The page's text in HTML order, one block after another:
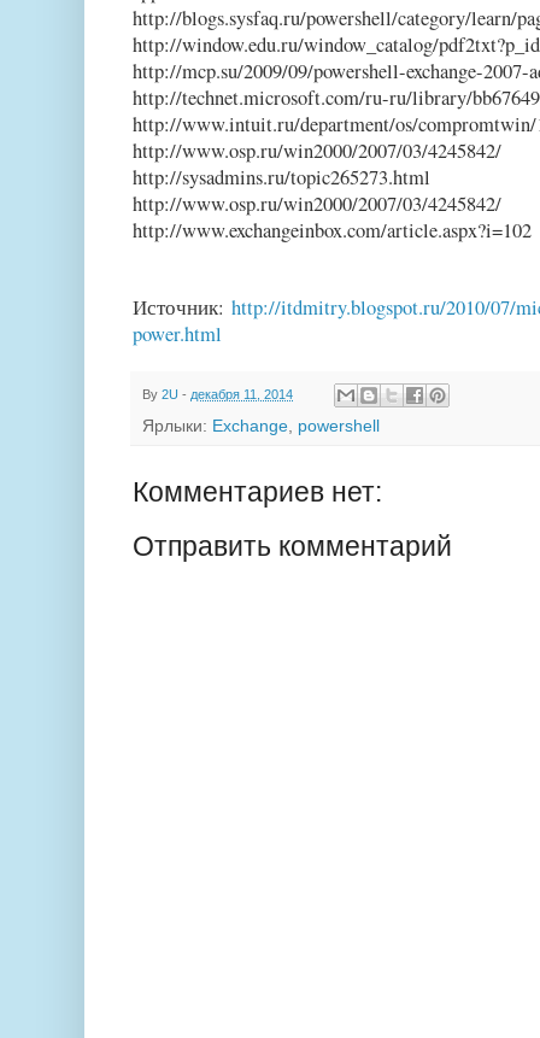
http://blogs.sysfaq.ru/powershell/category/learn/
http://window.edu.ru/window_catalog/
http://mcp.su/2009/09/powershell-exchange-2007-
http://technet.microsoft.com/ru-ru/library/
http://www.intuit.ru/department/os/
http://www.osp.ru/win2000/2007/03/4245842/
http://sysadmins.ru/topic265273.html
http://www.osp.ru/win2000/2007/03/4245842/
http://www.exchangeinbox.com/article.aspx?i=102
Источник: http://itdmitry.blogspot.ru/2010/07/
power.html
By 2U - декабря 11, 2014
Ярлыки: Exchange, powershell
Комментариев нет:
Отправить комментарий